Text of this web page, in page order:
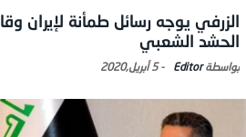
الزرفي يوجه رسائل طمأنة لإيران
الحشد الشعبي
Editor
-5 أبريل,2020